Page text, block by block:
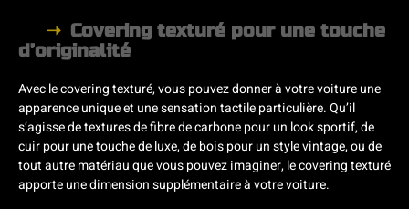
Covering texturé pour une touche
d’originalité
Avec le covering texturé, vous pouvez donner à votre voiture une
apparence unique et une sensation tactile particulière. Qu’il
s’agisse de textures de fibre de carbone pour un look sportif, de
cuir pour une touche de luxe, de bois pour un style vintage, ou de
tout autre matériau que vous pouvez imaginer, le covering texturé
apporte une dimension supplémentaire à votre voiture.